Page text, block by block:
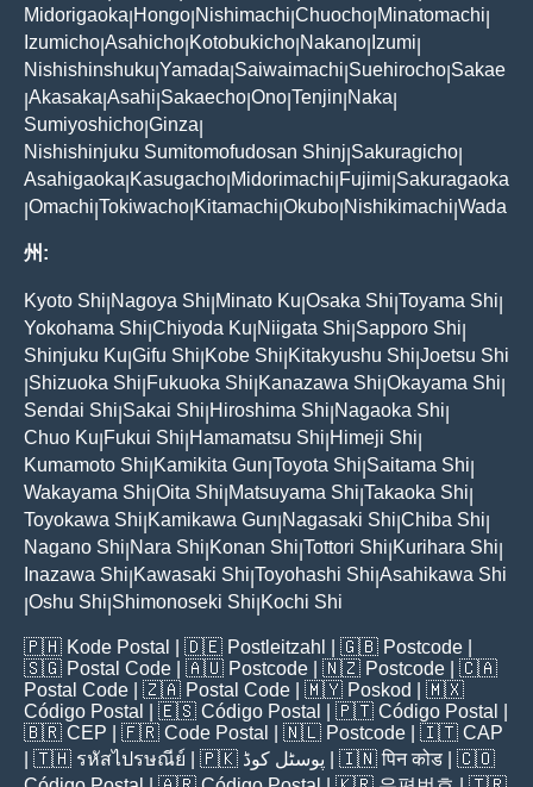
Midorigaoka Hongo Nishimachi Chuocho Minatomachi
Izumicho Asahicho Kotobukicho Nakano Izumi
Nishishinshuku Yamada Saiwaimachi Suehirocho Sakae
Akasaka Asahi Sakaecho Ono Tenjin Naka
Sumiyoshicho Ginza
Nishishinjuku Sumitomofudosan Shinj Sakuragicho
Asahigaoka Kasugacho Midorimachi Fujimi Sakuragaoka
Omachi Tokiwacho Kitamachi Okubo Nishikimachi Wada
州:
Kyoto Shi Nagoya Shi Minato Ku Osaka Shi Toyama Shi
Yokohama Shi Chiyoda Ku Niigata Shi Sapporo Shi
Shinjuku Ku Gifu Shi Kobe Shi Kitakyushu Shi Joetsu Shi
Shizuoka Shi Fukuoka Shi Kanazawa Shi Okayama Shi
Sendai Shi Sakai Shi Hiroshima Shi Nagaoka Shi
Chuo Ku Fukui Shi Hamamatsu Shi Himeji Shi
Kumamoto Shi Kamikita Gun Toyota Shi Saitama Shi
Wakayama Shi Oita Shi Matsuyama Shi Takaoka Shi
Toyokawa Shi Kamikawa Gun Nagasaki Shi Chiba Shi
Nagano Shi Nara Shi Konan Shi Tottori Shi Kurihara Shi
Inazawa Shi Kawasaki Shi Toyohashi Shi Asahikawa Shi
Oshu Shi Shimonoseki Shi Kochi Shi
🇵🇭 Kode Postal | 🇩🇪 Postleitzahl | 🇬🇧 Postcode
🇸🇬 Postal Code | 🇦🇺 Postcode | 🇳🇿 Postcode | 🇨🇦
Postal Code | 🇿🇦 Postal Code | 🇲🇾 Poskod
| 🇲🇽
Código Postal
| 🇪🇸 Código Postal | 🇵🇹 Código Postal
🇧🇷 CEP | 🇫🇷 Code Postal | 🇳🇱 Postcode | 🇮🇹 CAP
| 🇹🇭 รหัสไปรษณีย์ | 🇵🇰 پوسٹل کوڈ | 🇮🇳पिन कोड | 🇨🇴